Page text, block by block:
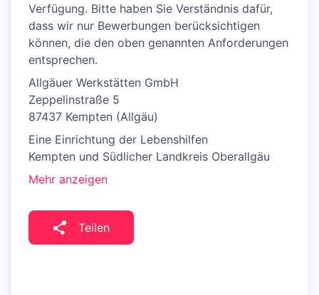
Verfügung. Bitte haben Sie Verständnis dafür,
dass wir nur Bewerbungen berücksichtigen
können, die den oben genannten Anforderungen
entsprechen.
Allgäuer Werkstätten GmbH
Zeppelinstraße 5
87437 Kempten (Allgäu)
Eine Einrichtung der Lebenshilfen
Kempten und Südlicher Landkreis Oberallgäu
Mehr anzeigen
Teilen